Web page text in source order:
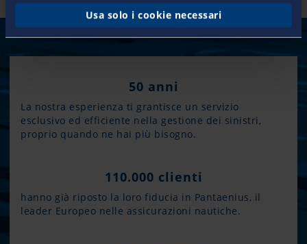
Usa solo i cookie necessari
50 anni
La nostra esperienza ti grantisce un servizio
esclusivo ed efficiente nella gestione dei sinistri,
proprio quando ne hai più bisogno.
110.000 clienti
hanno già riposto la loro fiducia in Pantaenius, il
leader Europeo nelle assicurazioni nautiche.